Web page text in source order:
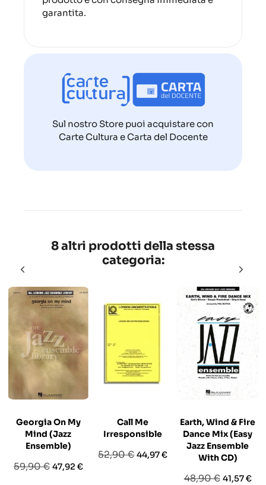
garantita.
Sul nostro Store puoi acquistare con
Carte Cultura e Carta del Docente
8 altri prodotti della stessa
categoria:
Georgia On My
Mind (Jazz
Ensemble)
Prezzo
59,90 € Prezzo
47,92 €
Call Me
Irresponsible
Prezzo
52,90 €Prezzo
44,97 €
Earth, Wind & Fire
Dance Mix (Easy
Jazz Ensemble
With CD)
Prezzo
48,90 € Prezzo
41,57 €